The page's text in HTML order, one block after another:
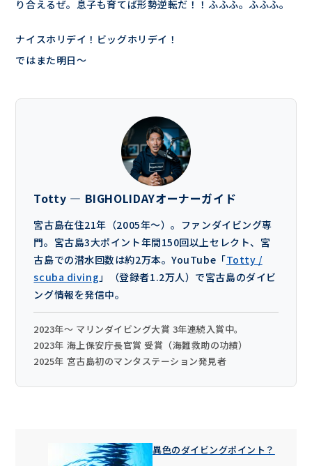
り合えるぜ。息子も育てば形勢逆転だ！！ふふふ。ふふふ。
ナイスホリデイ！ビッグホリデイ！
ではまた明日～
Totty — BIGHOLIDAYオーナーガイド
宮古島在住21年（2005年〜）。ファンダイビング専
門。宮古島3大ポイント年間150回以上セレクト、宮
古島での潜水回数は約2万本。YouTube「Totty /
scuba diving 」（登録者1.2万人）で宮古島のダイビ
ング情報を発信中。
2023年〜 マリンダイビング大賞 3年連続入賞中。
2023年 海上保安庁長官賞 受賞（海難救助の功績）
2025年 宮古島初のマンタステーション発見者
異色のダイビングポイント？